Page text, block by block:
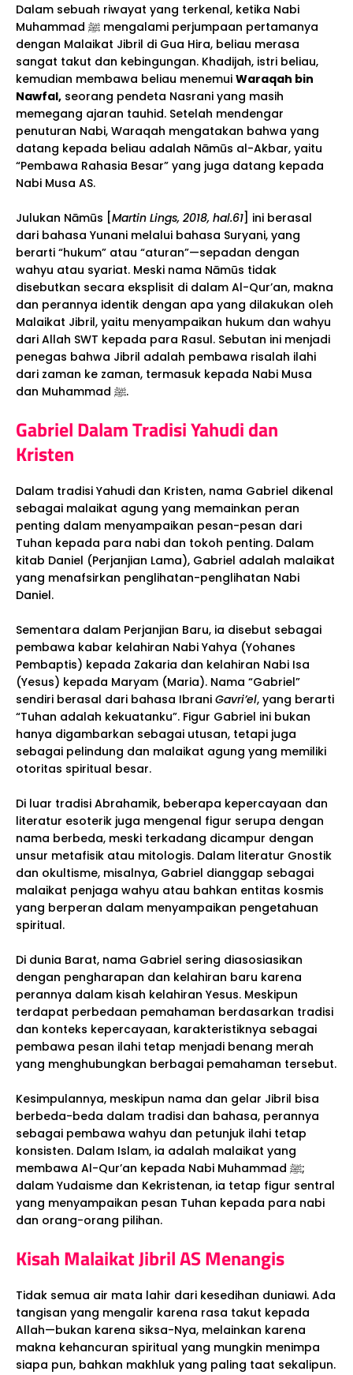
Dalam sebuah riwayat yang terkenal, ketika Nabi
Muhammad ﷺ mengalami perjumpaan pertamanya
dengan Malaikat Jibril di Gua Hira, beliau merasa
sangat takut dan kebingungan. Khadijah, istri beliau,
kemudian membawa beliau menemui Waraqah bin
Nawfal, seorang pendeta Nasrani yang masih
memegang ajaran tauhid. Setelah mendengar
penuturan Nabi, Waraqah mengatakan bahwa yang
datang kepada beliau adalah Nāmūs al-Akbar, yaitu
“Pembawa Rahasia Besar” yang juga datang kepada
Nabi Musa AS.
Julukan Nāmūs [Martin Lings, 2018, hal.61] ini berasal
dari bahasa Yunani melalui bahasa Suryani, yang
berarti “hukum” atau “aturan”—sepadan dengan
wahyu atau syariat. Meski nama Nāmūs tidak
disebutkan secara eksplisit di dalam Al-Qur’an, makna
dan perannya identik dengan apa yang dilakukan oleh
Malaikat Jibril, yaitu menyampaikan hukum dan wahyu
dari Allah SWT kepada para Rasul. Sebutan ini menjadi
penegas bahwa Jibril adalah pembawa risalah ilahi
dari zaman ke zaman, termasuk kepada Nabi Musa
dan Muhammad ﷺ.
Gabriel Dalam Tradisi Yahudi dan
Kristen
Dalam tradisi Yahudi dan Kristen, nama Gabriel dikenal
sebagai malaikat agung yang memainkan peran
penting dalam menyampaikan pesan-pesan dari
Tuhan kepada para nabi dan tokoh penting. Dalam
kitab Daniel (Perjanjian Lama), Gabriel adalah malaikat
yang menafsirkan penglihatan-penglihatan Nabi
Daniel.
Sementara dalam Perjanjian Baru, ia disebut sebagai
pembawa kabar kelahiran Nabi Yahya (Yohanes
Pembaptis) kepada Zakaria dan kelahiran Nabi Isa
(Yesus) kepada Maryam (Maria). Nama “Gabriel”
sendiri berasal dari bahasa Ibrani Gavri’el, yang berarti
“Tuhan adalah kekuatanku”. Figur Gabriel ini bukan
hanya digambarkan sebagai utusan, tetapi juga
sebagai pelindung dan malaikat agung yang memiliki
otoritas spiritual besar.
Di luar tradisi Abrahamik, beberapa kepercayaan dan
literatur esoterik juga mengenal figur serupa dengan
nama berbeda, meski terkadang dicampur dengan
unsur metafisik atau mitologis. Dalam literatur Gnostik
dan okultisme, misalnya, Gabriel dianggap sebagai
malaikat penjaga wahyu atau bahkan entitas kosmis
yang berperan dalam menyampaikan pengetahuan
spiritual.
Di dunia Barat, nama Gabriel sering diasosiasikan
dengan pengharapan dan kelahiran baru karena
perannya dalam kisah kelahiran Yesus. Meskipun
terdapat perbedaan pemahaman berdasarkan tradisi
dan konteks kepercayaan, karakteristiknya sebagai
pembawa pesan ilahi tetap menjadi benang merah
yang menghubungkan berbagai pemahaman tersebut.
Kesimpulannya, meskipun nama dan gelar Jibril bisa
berbeda-beda dalam tradisi dan bahasa, perannya
sebagai pembawa wahyu dan petunjuk ilahi tetap
konsisten. Dalam Islam, ia adalah malaikat yang
membawa Al-Qur’an kepada Nabi Muhammad ﷺ;
dalam Yudaisme dan Kekristenan, ia tetap figur sentral
yang menyampaikan pesan Tuhan kepada para nabi
dan orang-orang pilihan.
Kisah Malaikat Jibril AS Menangis
Tidak semua air mata lahir dari kesedihan duniawi. Ada
tangisan yang mengalir karena rasa takut kepada
Allah—bukan karena siksa-Nya, melainkan karena
makna kehancuran spiritual yang mungkin menimpa
siapa pun, bahkan makhluk yang paling taat sekalipun.